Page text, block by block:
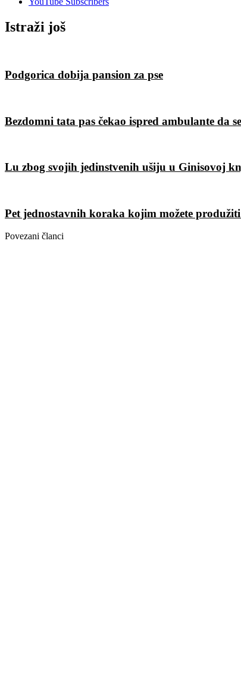
Istraži još
Podgorica dobija pansion za pse
Bezdomni tata pas čekao ispred ambulante da
Lu zbog svojih jedinstvenih ušiju u Ginisovoj
Pet jednostavnih koraka kojim možete
Povezani članci